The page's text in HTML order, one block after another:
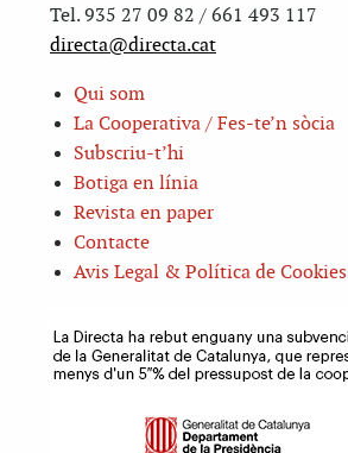
Tel. 935 27 09 82 / 661 493 117
directa@directa.cat
Qui som
La Cooperativa / Fes-te’n sòcia
Subscriu-t’hi
Botiga en línia
Revista en paper
Contacte
Avis Legal & Política de Cookies